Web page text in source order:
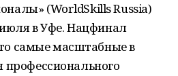
(WorldSkills Russia)
июля в Уфе. Нацфинал
самые масштабные в
профессионального